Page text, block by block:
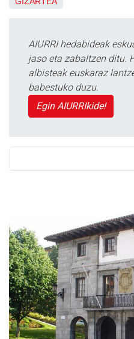
AIURRI hedabideak
jaso eta zabaltzen ditu.
albisteak euskaraz
babestuko duzu.
Egin AIURRIkide!